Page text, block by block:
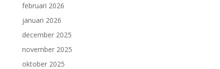
februari 2026
januari 2026
december 2025
november 2025
oktober 2025